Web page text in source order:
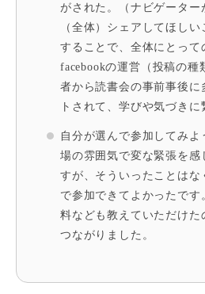
がされた。（ナビゲーター
（全体）シェアしてほし
することで、全体にとって
facebookの運営（投稿の種
者から読書会の事前事後に
トされて、学びや気づきに
自分が選んで参加してみよ
場の雰囲気で変な緊張を感
すが、そういったことはな
で参加できてよかったです
料なども教えていただけた
つながりました。